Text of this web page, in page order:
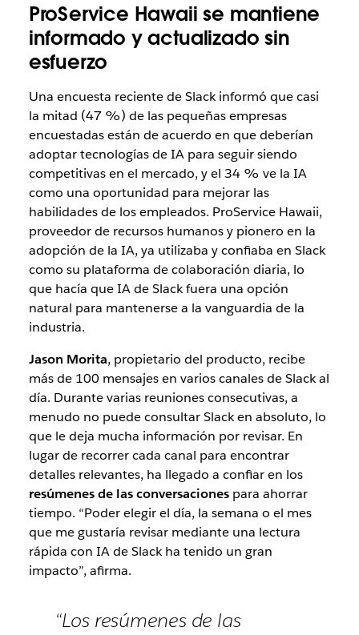
ProService Hawaii se mantiene
informado y actualizado sin
esfuerzo
Una encuesta reciente de Slack informó que casi
la mitad (47 %) de las pequeñas empresas
encuestadas están de acuerdo en que deberían
adoptar tecnologías de IA para seguir siendo
competitivas en el mercado, y el 34 % ve la IA
como una oportunidad para mejorar las
habilidades de los empleados. ProService Hawaii,
proveedor de recursos humanos y pionero en la
adopción de la IA, ya utilizaba y confiaba en Slack
como su plataforma de colaboración diaria, lo
que hacía que IA de Slack fuera una opción
natural para mantenerse a la vanguardia de la
industria.
Jason Morita, propietario del producto, recibe
más de 100 mensajes en varios canales de Slack al
día. Durante varias reuniones consecutivas, a
menudo no puede consultar Slack en absoluto, lo
que le deja mucha información por revisar. En
lugar de recorrer cada canal para encontrar
detalles relevantes, ha llegado a confiar en los
resúmenes de las conversacionespara ahorrar
tiempo. “Poder elegir el día, la semana o el mes
que me gustaría revisar mediante una lectura
rápida con IA de Slack ha tenido un gran
impacto”, afirma.
“Los resúmenes de las